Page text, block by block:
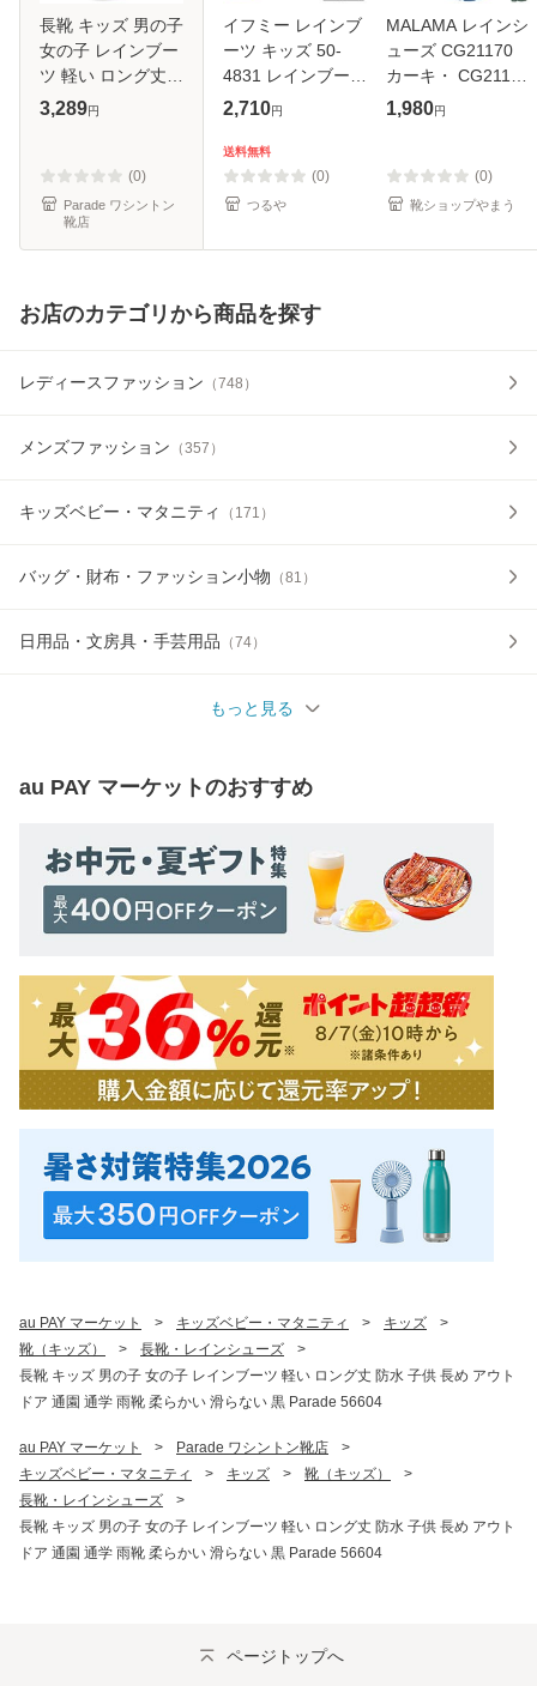
長靴 キッズ 男の子
女の子 レインブー
ツ 軽い ロング丈
防水 子供 長め ア
ない 黒 Parade
56604
3,289円
(0)
Parade ワシントン
靴店
イフミー レインブ
ーツ キッズ 50-
4831 レインブーツ
新作 IFME
2,710円
送料無料
(0)
つるや
MALAMA レインシ
ューズ CG21170
カーキ・ CG21171
ブルー・CG21172
ニア レインブーツ
長靴 雨靴 冬靴
1,980円
(0)
靴ショップやまう
お店のカテゴリから商品を探す
レディースファッション （748 ）
メンズファッション （357 ）
キッズベビー・マタニティ （ 171 ）
バッグ・財布・ファッション小物 （81 ）
日用品・文房具・手芸用品 （74）
もっと見る
au PAY マーケットのおすすめ
au PAY マーケット > キッズベビー・マタニティ > キッズ
>
靴（キッズ）
> 長靴・レインシューズ
>
長靴 キッズ 男の子 女の子 レインブーツ 軽い ロング丈 防水 子供 長め アウト
ドア 通園 通学 雨靴 柔らかい 滑らない 黒 Parade 56604
au PAY マーケット > Parade ワシントン靴店
>
キッズベビー・マタニティ
> キッズ > 靴（キッズ）
>
長靴・レインシューズ
>
長靴 キッズ 男の子 女の子 レインブーツ 軽い ロング丈 防水 子供 長め アウト
ドア 通園 通学 雨靴 柔らかい 滑らない 黒 Parade 56604
ページトップへ